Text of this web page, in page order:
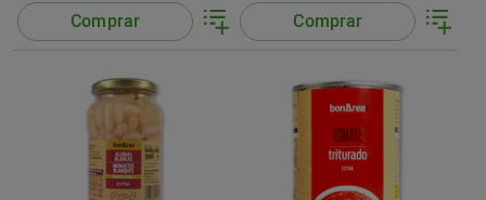
Comprar Comprar